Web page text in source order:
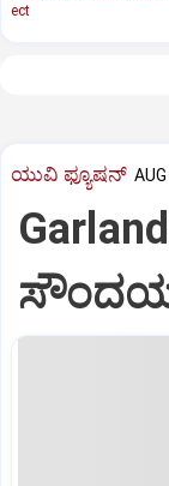
ect
ಯುವಿ ಫ್ಯೂಷನ್